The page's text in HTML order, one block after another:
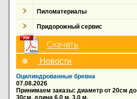
Пиломатериалы
Придорожный сервис
Новости
Оцилиндрованные бревна
07.08.2026
Принимаем заказы: диаметр от 20см до
30см, длина 6,0 м, 3,0 м.